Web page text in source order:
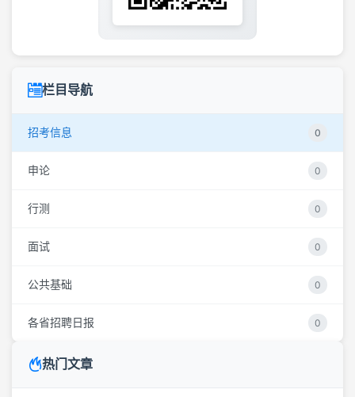
栏目导航
招考信息 0
申论 0
行测 0
面试 0
公共基础 0
各省招聘日报 0
热门文章